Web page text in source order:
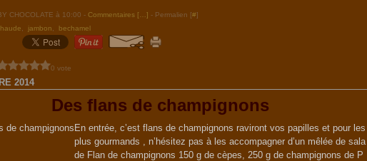
CHOCOLATE à 10:00 - Commentaires [ ] - Permalien [#]
jambon bechamel
0 vote
2014
Des flans de champignons
En entrée, c’est flans de champignons raviront vos papilles et pour les
plus gourmands , n’hésitez pas à les accompagner d’un mêlée de sala
de Flan de champignons 150 g de cèpes, 250 g de champignons de P